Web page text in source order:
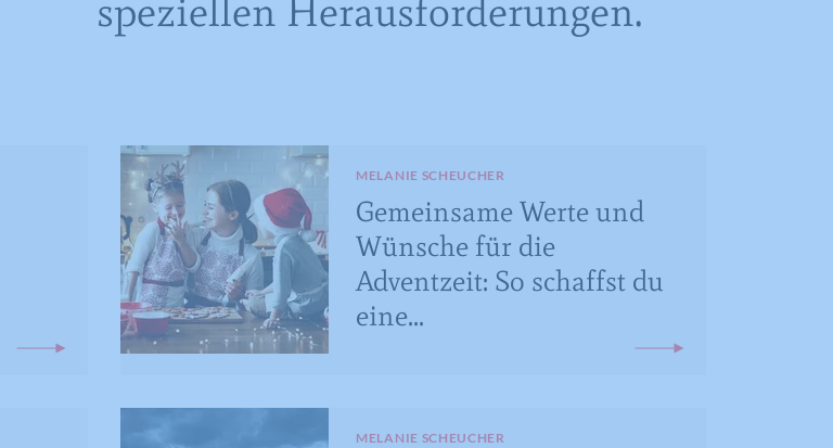
speziellen Herausforderungen.
MELANIE SCHEUCHER
Gemeinsame Werte und
Wünsche für die
Adventzeit: So schaffst du
eine...
MELANIE SCHEUCHER